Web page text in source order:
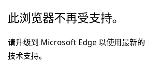
跳
主
要
此浏览器不再受支持。
请升级到 Microsoft Edge 以使用最新
技术支持。